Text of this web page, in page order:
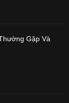
Gặp Và